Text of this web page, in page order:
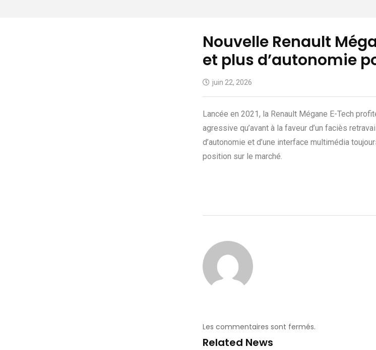
Nouvelle Renault
et plus d’autonomie
juin 22, 2026
Lancée en 2021, la Renault Mégane E-Tech
agressive qu’avant à la faveur d’un faciès
d’autonomie et d’une interface multimédia
position sur le marché.
Les commentaires sont fermés.
Related News